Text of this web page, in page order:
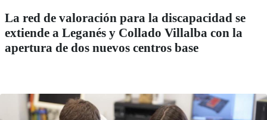
La red de valoración para la discapacidad se
extiende a Leganés y Collado Villalba con la
apertura de dos nuevos centros base